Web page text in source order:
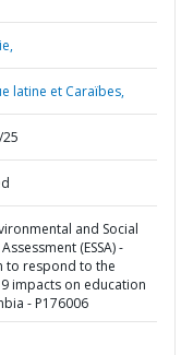
latine et Caraïbes,
and Social
(ESSA) -
to respond to the
impacts on education
- P176006